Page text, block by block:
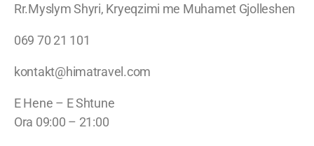
Rr.Myslym Shyri, Kryeqzimi me Muhamet Gjolleshen
069 70 21 101
kontakt@himatravel.com
E Hene – E Shtune
Ora 09:00 – 21:00